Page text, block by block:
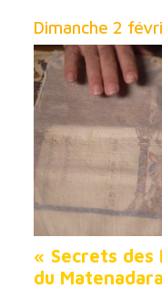
Dimanche 2
« Secrets des
du